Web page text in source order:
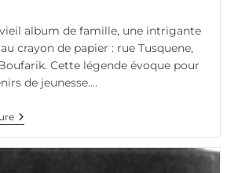
publication :
album de famille, une intrigante
crayon de papier : rue Tusquene,
Cette légende évoque pour
de jeunesse.…
De
Boufarik
Nancy…